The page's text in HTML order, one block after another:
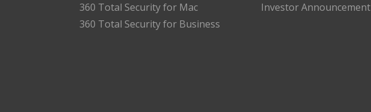
360 Total Security for Mac
360 Total Security for Business
Investor Announcement